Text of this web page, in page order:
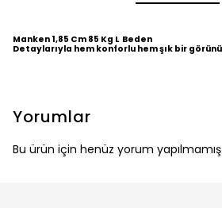
Manken 1,85 Cm 85 Kg L Beden
Detaylarıyla hem konforlu hem şık bir
Yorumlar
Bu ürün için henüz yorum yapılmamış.